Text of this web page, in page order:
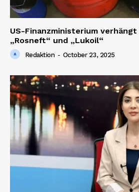
Company
About us
Contact us
US-Finanzministerium
„Rosneft“ und „Lukoil“
Redaktion - October 23, 2025